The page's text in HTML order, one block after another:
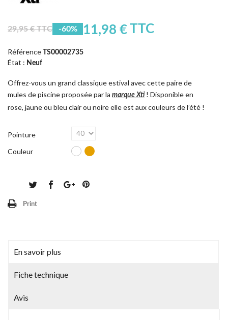
29,95 € TTC -60% 11,98 €TTC
Référence TS00002735
État : Neuf
Offrez-vous un grand classique estival avec cette paire de
mules de piscine proposée par la marque Xti! Disponible en
rose, jaune ou bleu clair ou noire elle est aux couleurs de l’été !
Pointure
Couleur
Print
En savoir plus
Fiche technique
Avis